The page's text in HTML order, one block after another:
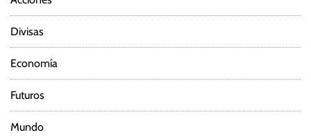
Divisas
Economía
Futuros
Mundo